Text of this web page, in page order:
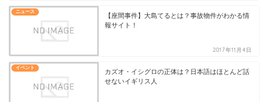
ニュース
【座間事件】大島てるとは？事故物件がわかる情
報サイト！
2017年11月4日
イベント
カズオ・イシグロの正体は？日本語はほとんど話
せないイギリス人